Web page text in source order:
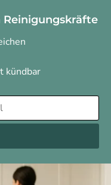
Reinigungskräfte
kündbar